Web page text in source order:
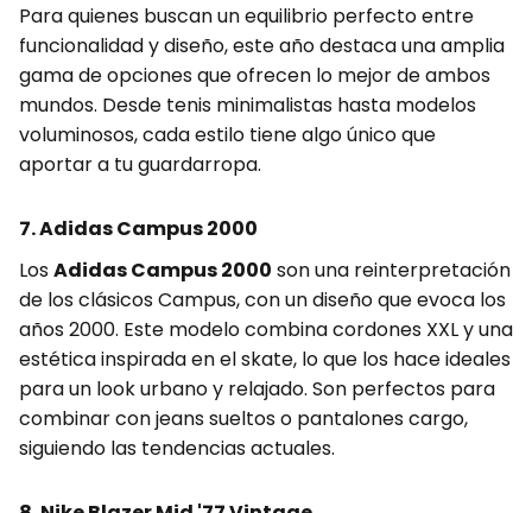
Para quienes buscan un equilibrio perfecto entre
funcionalidad y diseño, este año destaca una amplia
gama de opciones que ofrecen lo mejor de ambos
mundos. Desde tenis minimalistas hasta modelos
voluminosos, cada estilo tiene algo único que
aportar a tu guardarropa.
7. Adidas Campus 2000
LosAdidas Campus 2000 son una reinterpretación
de los clásicos Campus, con un diseño que evoca los
años 2000. Este modelo combina cordones XXL y una
estética inspirada en el skate, lo que los hace ideales
para un look urbano y relajado. Son perfectos para
combinar con jeans sueltos o pantalones cargo,
siguiendo las tendencias actuales.